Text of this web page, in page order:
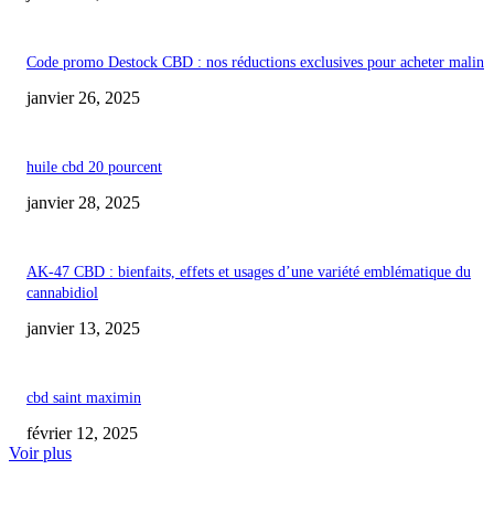
Code promo Destock CBD : nos réductions exclusives pour acheter malin
janvier 26, 2025
huile cbd 20 pourcent
janvier 28, 2025
AK-47 CBD : bienfaits, effets et usages d’une variété emblématique du
cannabidiol
janvier 13, 2025
cbd saint maximin
février 12, 2025
Voir plus